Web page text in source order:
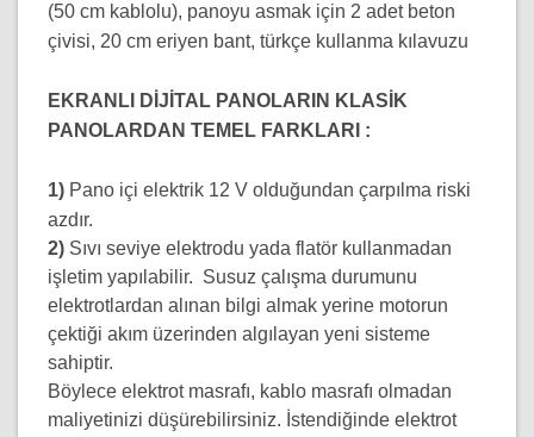
(50 cm kablolu), panoyu asmak için 2 adet beton
çivisi, 20 cm eriyen bant, türkçe kullanma kılavuzu
EKRANLI DİJİTAL PANOLARIN KLASİK
PANOLARDAN TEMEL FARKLARI :
1) Pano içi elektrik 12 V olduğundan çarpılma riski
azdır.
2) Sıvı seviye elektrodu yada flatör kullanmadan
işletim yapılabilir. Susuz çalışma durumunu
elektrotlardan alınan bilgi almak yerine motorun
çektiği akım üzerinden algılayan yeni sisteme
sahiptir.
Böylece elektrot masrafı, kablo masrafı olmadan
maliyetinizi düşürebilirsiniz. İstendiğinde elektrot